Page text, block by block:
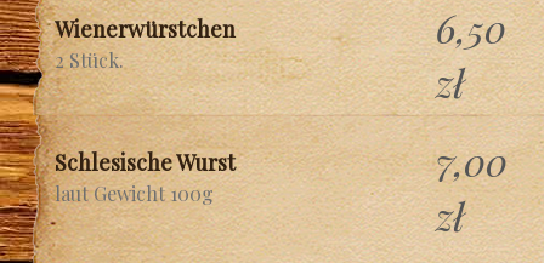
Wienerwürstchen
2 Stück.
6,50
zł
Schlesische Wurst
laut Gewicht 100g
7,00
zł